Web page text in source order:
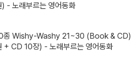
- 노래부르는 영어동화
종 Wishy-Washy 21~30 (Book & CD)
CD 10장) - 노래부르는 영어동화